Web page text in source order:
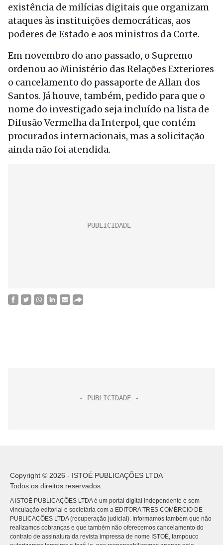
existência de milícias digitais que organizam
ataques às instituições democráticas, aos
poderes de Estado e aos ministros da Corte.
Em novembro do ano passado, o Supremo
ordenou ao Ministério das Relações Exteriores
o cancelamento do passaporte de Allan dos
Santos. Já houve, também, pedido para que o
nome do investigado seja incluído na lista de
Difusão Vermelha da Interpol, que contém
procurados internacionais, mas a solicitação
ainda não foi atendida.
Copyright © 2026 - ISTOÉ PUBLICAÇÕES LTDA
Todos os direitos reservados.
A ISTOÉ PUBLICAÇÕES LTDA é um portal digital independente e sem
vinculação editorial e societária com a EDITORA TRES COMÉRCIO DE
PUBLICACÕES LTDA (recuperação judicial). Informamos também que não
realizamos cobranças e que também não oferecemos cancelamento do
contrato de assinatura da revista impressa de nome ISTOÉ, tampouco